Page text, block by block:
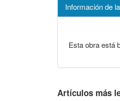
Información de
Esta obra está
Artículos más